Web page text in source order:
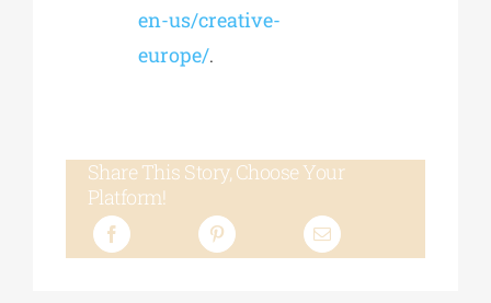
en-us/creative-
europe/.
Share This Story, Choose Your
Platform!